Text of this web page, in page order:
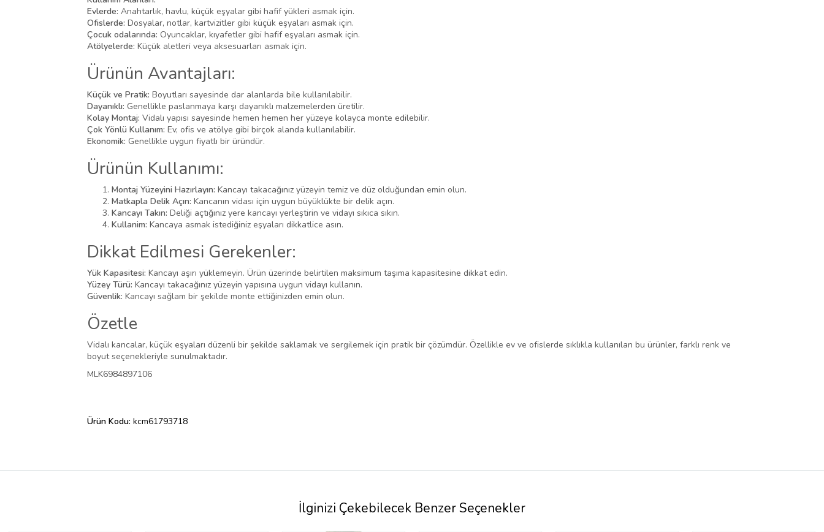
Evlerde: Anahtarlık, havlu, küçük eşyalar gibi hafif yükleri asmak için.
Ofislerde: Dosyalar, notlar, kartvizitler gibi küçük eşyaları asmak için.
Çocuk odalarında: Oyuncaklar, kıyafetler gibi hafif eşyaları asmak için.
Atölyelerde: Küçük aletleri veya aksesuarları asmak için.
Ürünün Avantajları:
Küçük ve Pratik: Boyutları sayesinde dar alanlarda bile kullanılabilir.
Dayanıklı: Genellikle paslanmaya karşı dayanıklı malzemelerden üretilir.
Kolay Montaj: Vidalı yapısı sayesinde hemen hemen her yüzeye kolayca monte edilebilir.
Çok Yönlü Kullanım: Ev, ofis ve atölye gibi birçok alanda kullanılabilir.
Ekonomik: Genellikle uygun fiyatlı bir üründür.
Ürünün Kullanımı:
Montaj Yüzeyini Hazırlayın: Kancayı takacağınız yüzeyin temiz ve düz olduğundan emin olun.
Matkapla Delik Açın: Kancanın vidası için uygun büyüklükte bir delik açın.
Kancayı Takın: Deliği açtığınız yere kancayı yerleştirin ve vidayı sıkıca sıkın.
Kullanim: Kancaya asmak istediğiniz eşyaları dikkatlice asın.
Dikkat Edilmesi Gerekenler:
Yük Kapasitesi: Kancayı aşırı yüklemeyin. Ürün üzerinde belirtilen maksimum taşıma kapasitesine dikkat edin.
Yüzey Türü: Kancayı takacağınız yüzeyin yapısına uygun vidayı kullanın.
Güvenlik: Kancayı sağlam bir şekilde monte ettiğinizden emin olun.
Özetle
Vidalı kancalar, küçük eşyaları düzenli bir şekilde saklamak ve sergilemek için pratik bir çözümdür. Özellikle ev ve ofislerde sıklıkla kullanılan bu ürünler, farklı renk ve
boyut seçenekleriyle sunulmaktadır.
MLK6984897106
Ürün Kodu: kcm61793718
İlginizi Çekebilecek Benzer Seçenekler